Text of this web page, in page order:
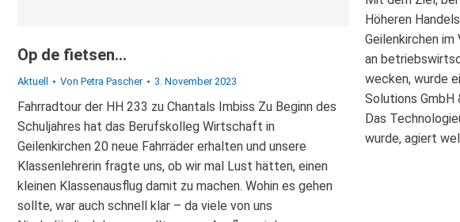
Op de fietsen…
Aktuell Von Petra Pascher 3. November 2023
Fahrradtour der HH 233 zu Chantals Imbiss Zu Beginn des
Schuljahres hat das Berufskolleg Wirtschaft in
Geilenkirchen 20 neue Fahrräder erhalten und unsere
Klassenlehrerin fragte uns, ob wir mal Lust hätten, einen
kleinen Klassenausflug damit zu machen. Wohin es gehen
sollte, war auch schnell klar – da viele von uns
Höheren
Geilenkirchen
an
wecken, wurde
Solutions GmbH
Das
wurde, agiert